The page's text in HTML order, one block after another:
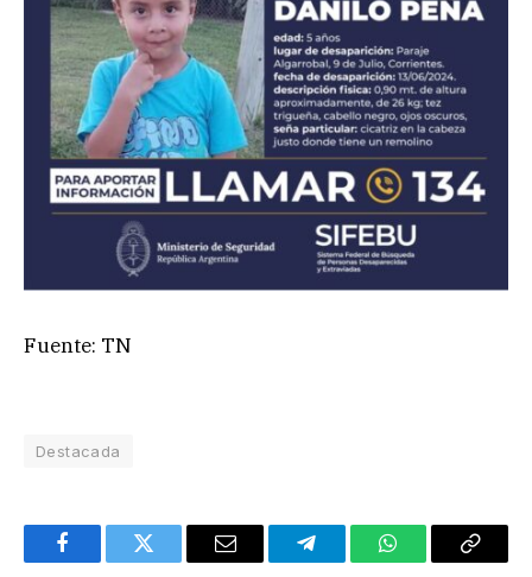
Fuente: TN
Destacada
FacebookTwitter Email TelegramWhatsAppCopy